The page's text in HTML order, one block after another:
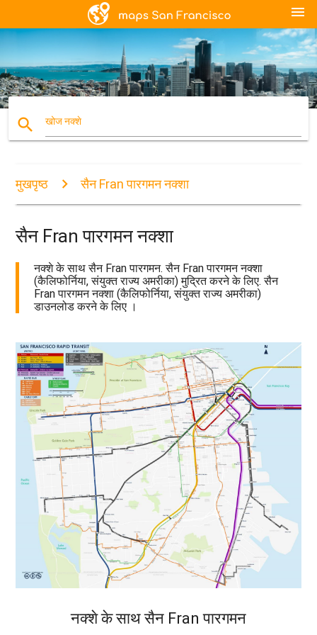
menu
search खोज नक्शे
मुखपृष्ठ सैन Fran पारगमन नक्शा
सैन Fran पारगमन नक्शा
नक्शे के साथ सैन Fran पारगमन. सैन Fran पारगमन नक्शा
(कैलिफोर्निया, संयुक्त राज्य अमरीका) मुद्रित करने के लिए. सैन
Fran पारगमन नक्शा (कैलिफोर्निया, संयुक्त राज्य अमरीका)
डाउनलोड करने के लिए ।
नक्शे के साथ सैन Fran पारगमन